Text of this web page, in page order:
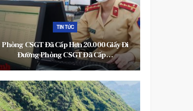
ĐỜI SỐNG
Kiệt Tác Trang Sức Kim Cương Vĩnh
Cara: Nghệ Thuật Trong…